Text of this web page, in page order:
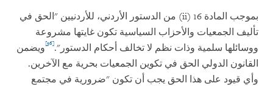
بموجب المادة 16 ( ii) من الدستور الأردني، للأردنيين "الحق في
تأليف الجمعيات والأحزاب السياسية تكون غايتها مشروعة
ووسائلها سلمية وذات نظم لا تخالف أحكام الدستور".[36]
ويضمن
القانون الدولي الحق في تكوين الجمعيات بحرية مع الآخرين.
وأي قيود على هذا الحق يجب أن تكون "ضرورية في مجتمع